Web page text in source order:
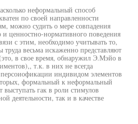
неформальный способ
по своей направленности
можно судить о мере совпадения
ценностно-нормативного поведения
с этим, необходимо учитывать то,
труда весьма искаженно представляют
в свое время, обнаружил Э.Мэйо в
т.к. в них не всегда
индивидом элементов
формальный к неформальный
гак в роли стимулов
деятельности, так и в качестве